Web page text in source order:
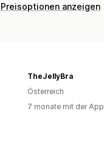
anzeigen
TheJellyBra
Österreich
7 monate mit der App